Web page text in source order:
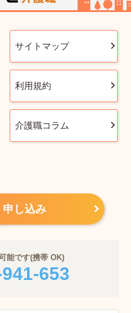
サイトマップ
利用規約
介護職コラム
し込み
能です(携帯 OK)
653